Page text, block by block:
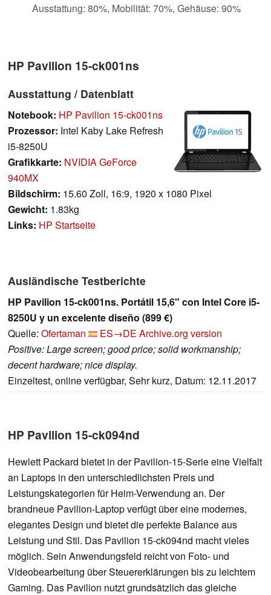
Ausstattung: 80%, Mobilität: 70%, Gehäuse: 90%
HP Pavilion 15-ck001ns
Ausstattung / Datenblatt
Notebook: HP Pavilion 15-ck001ns
Prozessor: Intel Kaby Lake Refresh
i5-8250U
Grafikkarte: NVIDIA GeForce
940MX
Bildschirm: 15.60 Zoll, 16:9, 1920 x 1080 Pixel
Gewicht: 1.83kg
Links: HP Startseite
Ausländische Testberichte
HP Pavilion 15-ck001ns. Portátil 15,6" con Intel Core i5-
8250U y un excelente diseño (899 €)
Quelle: Ofertaman ES→DE Archive.org version
Positive: Large screen; good price; solid workmanship;
decent hardware; nice display.
Einzeltest, online verfügbar, Sehr kurz, Datum: 12.11.2017
HP Pavilion 15-ck094nd
Hewlett Packard bietet in der Pavilion-15-Serie eine Vielfalt
an Laptops in den unterschiedlichsten Preis und
Leistungskategorien für Heim-Verwendung an. Der
brandneue Pavilion-Laptop verfügt über eine modernes,
elegantes Design und bietet die perfekte Balance aus
Leistung und Stil. Das Pavilion 15-ck094nd macht vieles
möglich. Sein Anwendungsfeld reicht von Foto- und
Videobearbeitung über Steuererklärungen bis zu leichtem
Gaming. Das Pavilion nutzt grundsätzlich das gleiche